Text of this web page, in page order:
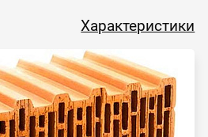
Характеристики